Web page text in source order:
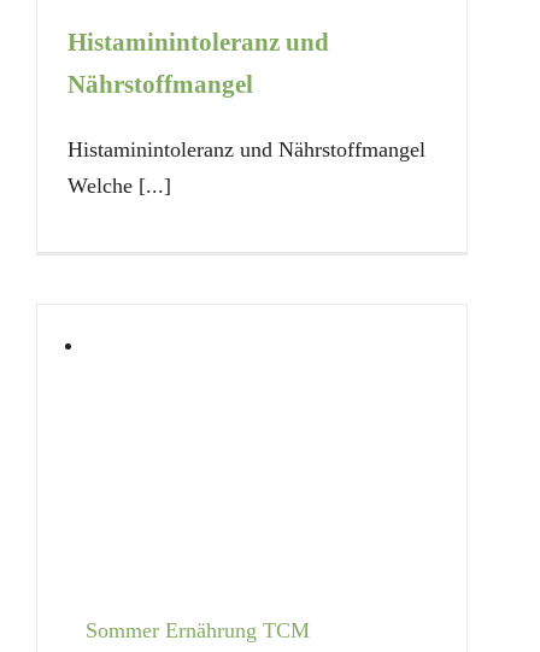
Histaminintoleranz und
Nährstoffmangel
Histaminintoleranz und Nährstoffmangel
Welche [...]
Sommer Ernährung TCM